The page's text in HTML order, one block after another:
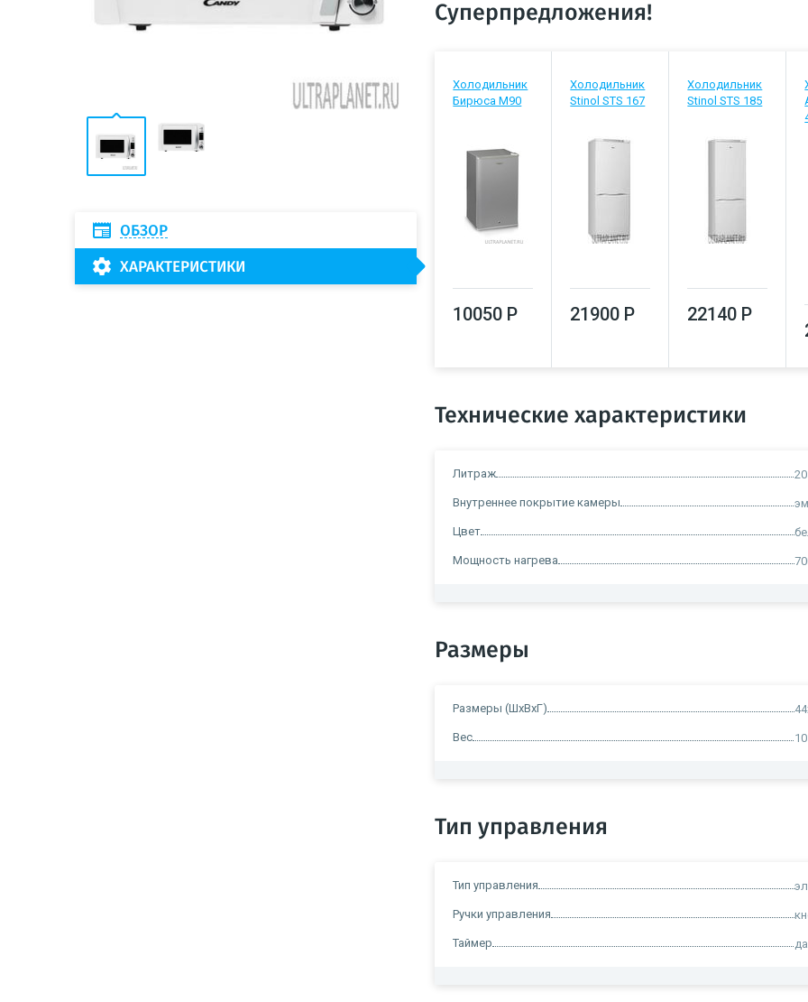
ОБЗОР
ХАРАКТЕРИСТИКИ
Суперпредложения!
Холодильник
Бирюса М90
10050 Р
Холодильник
Stinol STS 167
21900 Р
Холодильник
Stinol STS 185
22140 Р
Технические характеристики
Литраж 20
Внутреннее покрытие камеры
Цвет
Мощность нагрева
Размеры
Размеры (ШxВxГ)
Вес 10
Тип управления
Тип управления
Ручки управления
Таймер да